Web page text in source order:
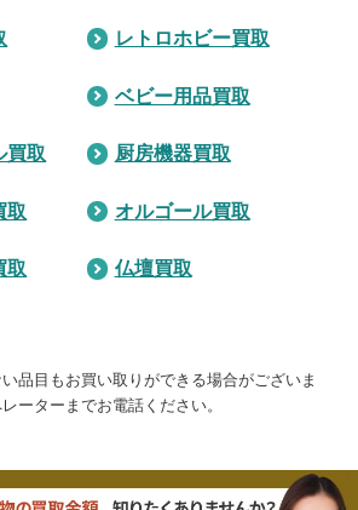
レトロホビー買取
ベビー用品買取
買取 厨房機器買取
取 オルゴール買取
取 仏壇買取
品目もお買い取りができる場合がございま
ーターまでお電話ください。